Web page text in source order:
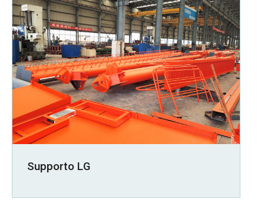
Supporto LG